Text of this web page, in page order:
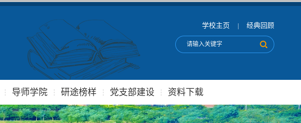
学校主页 经典回顾
导师学院 研途榜样 党支部建设 资料下载